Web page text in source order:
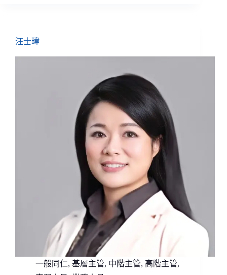
汪士瑋
一般同仁, 基層主管, 中階主管, 高階主管,